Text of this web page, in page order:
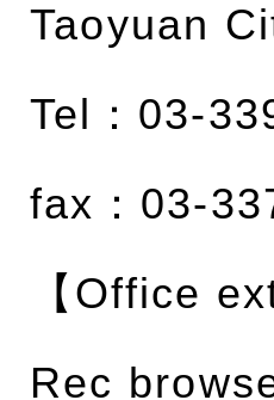
Taoyuan
Tel：03-
fax：03-
【Office
Rec